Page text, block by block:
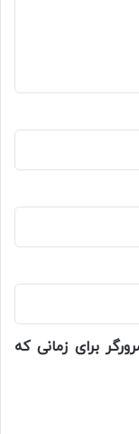
برای زمانی که